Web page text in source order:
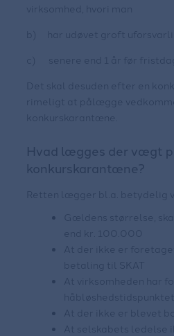
virksomhed, hvori man
b) har udøvet groft
c) senere end 1 år før
Det skal desuden efter en
rimeligt at pålægge
konkurskarantæne.
Hvad lægges der vægt
konkurskarantæne?
Retten lægger bl.a. betydelig
Gældens størrelse,
end kr. 100.000
At der ikke er
betaling til SKAT
At virksomheden har
håbløshedstidspunktet
At der ikke er blevet
At selskabets ledelse